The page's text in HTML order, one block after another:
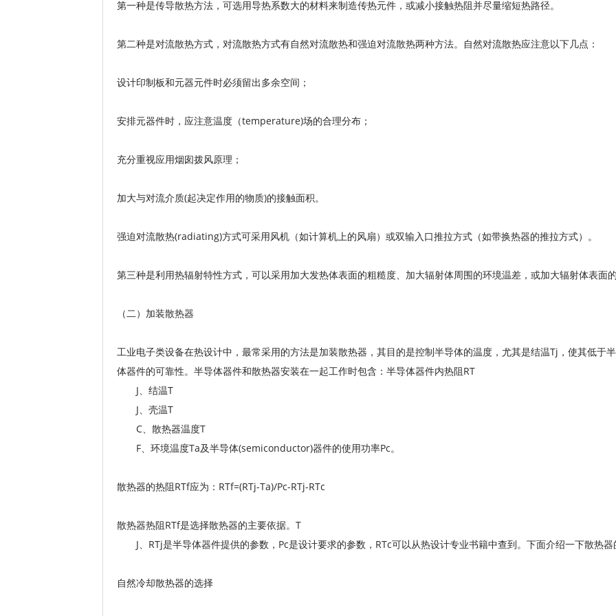
第一种是传导散热方法，可选用导热系数大的材料来制造传热元件，或减小接触热阻并尽量缩短热路径。
第二种是对流散热方式，对流散热方式有自然对流散热和强迫对流散热两种方法。自然对流散热应注意以下几点：
设计印制板和元器元件时必须留出多余空间；
安排元器件时，应注意温度（temperature)场的合理分布；
充分重视应用烟囱拨风原理；
加大与对流介质(起决定作用的物质)的接触面积。
强迫对流散热(radiating)方式可采用风机（如计算机上的风扇）或双输入口推拉方式（如带换热器的推拉方式）。
第三种是利用热辐射特性方式，可以采用加大发热体表面的粗糙度、加大辐射体周围的环境温差，或加大辐射体表面的
（二）加装散热器
工业电子类设备在热设计中，最常采用的方法是加装散热器，其目的是控制半导体的温度，尤其是结温Tj，使其低于
体器件的可靠性。半导体器件和散热器安装在一起工作时包含：半导体器件内热阻RT
J、结温T
J、壳温T
C、散热器温度T
F、环境温度Ta及半导体(semiconductor)器件的使用功率Pc。
散热器的热阻RTf应为：RTf=(RTj-Ta)/Pc-RTj-RTc
散热器热阻RTf是选择散热器的主要依据。T
J、RTj是半导体器件提供的参数，Pc是设计要求的参数，RTc可以从热设计专业书籍中查到。下面介绍一下散热器
自然冷却散热器的选择